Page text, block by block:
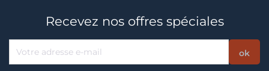
Recevez nos offres spéciales